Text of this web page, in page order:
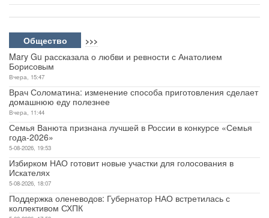
Общество >>>
Mary Gu рассказала о любви и ревности с Анатолием
Борисовым
Вчера, 15:47
Врач Соломатина: изменение способа приготовления сделает
домашнюю еду полезнее
Вчера, 11:44
Семья Ванюта признана лучшей в России в конкурсе «Семья
года-2026»
5-08-2026, 19:53
Избирком НАО готовит новые участки для голосования в
Искателях
5-08-2026, 18:07
Поддержка оленеводов: Губернатор НАО встретилась с
коллективом СХПК